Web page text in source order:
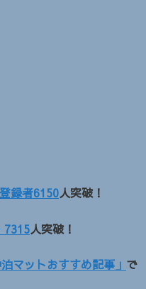
録者6150人突破！
7315人突破！
泊マットおすすめ記事」 で